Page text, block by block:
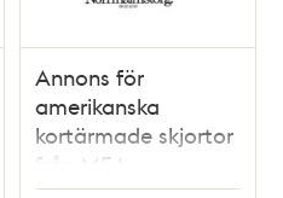
Annons för
amerikanska
kortärmade skjortor
från MEA